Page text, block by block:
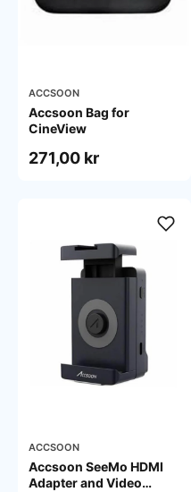
ACCSOON
Accsoon Bag for
CineView
271,00 kr
ACCSOON
Accsoon SeeMo HDMI
Adapter and Video